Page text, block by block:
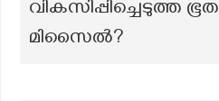
വികസിപ്പിച്ചെടുത്ത
മിസൈൽ?